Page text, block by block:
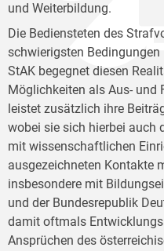
und Weiterbildung.
Die Bediensteten des
schwierigsten
StAK begegnet diesen
Möglichkeiten als Aus- und
leistet zusätzlich ihre
wobei sie sich hierbei auch
mit wissenschaftlichen
ausgezeichneten Kontakte
insbesondere mit
und der Bundesrepublik
damit oftmals
Ansprüchen des